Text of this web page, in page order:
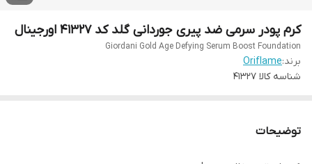
کرم پودر سرمی ضد پیری جوردانی گلد کد 41327 اورجینال
Giordani Gold Age Defying Serum Boost Foundation
برند:Oriflame
شناسه کالا 41۳۲۷
توضیحات